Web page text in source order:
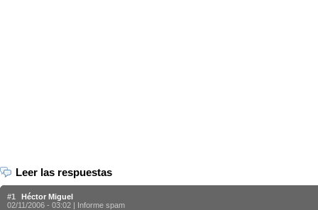
Leer las respuestas
#1
Héctor Miguel
02/11/2006 - 03:02 | Informe spam